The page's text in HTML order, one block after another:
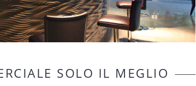
SOLO IL MEGLIO